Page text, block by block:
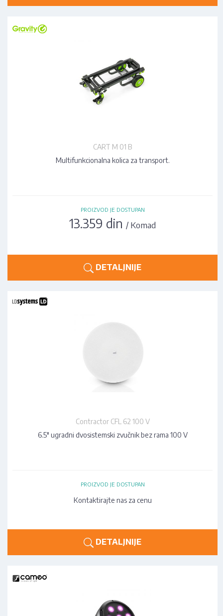
CART M 01 B
Multifunkcionalna kolica za transport.
PROIZVOD JE DOSTUPAN
13.359 din / Komad
DETALJNIJE
Contractor CFL 62 100 V
6.5" ugradni dvosistemski zvučnik bez rama 100 V
PROIZVOD JE DOSTUPAN
Kontaktirajte nas za cenu
DETALJNIJE